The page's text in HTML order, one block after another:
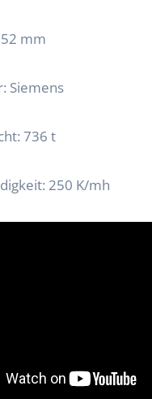
mm
Siemens
736 t
250 K/mh